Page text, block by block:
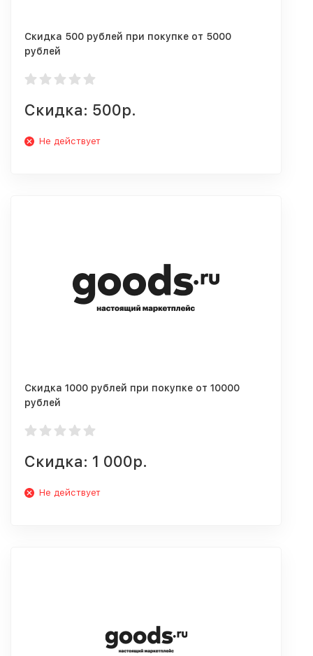
Скидка 500 рублей при покупке от 5000
рублей
Скидка: 500р.
Не действует
Скидка 1000 рублей при покупке от 10000
рублей
Скидка: 1 000р.
Не действует